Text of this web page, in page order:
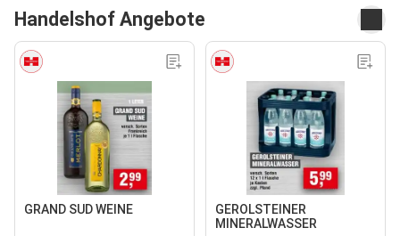
Handelshof Angebote
GRAND SUD WEINE
GEROLSTEINER
MINERALWASSER